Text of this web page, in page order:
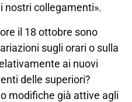
nostri collegamenti».
il 18 ottobre sono
sugli orari o sulla
ai nuovi
delle superiori?
modifiche già attive agli